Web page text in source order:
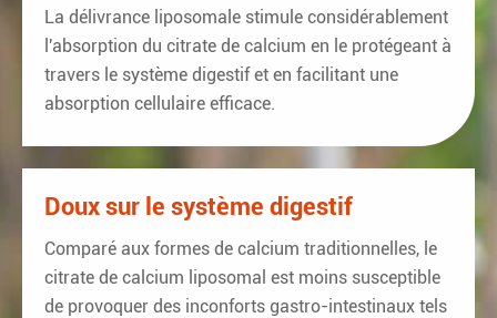
La délivrance liposomale stimule considérablement
l'absorption du citrate de calcium en le protégeant à
travers le système digestif et en facilitant une
absorption cellulaire efficace.
Doux sur le système digestif
Comparé aux formes de calcium traditionnelles, le
citrate de calcium liposomal est moins susceptible
de provoquer des inconforts gastro-intestinaux tels